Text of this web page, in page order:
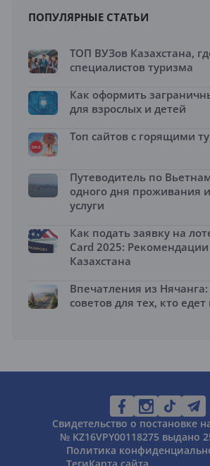
ПОПУЛЯРНЫЕ СТАТЬИ
ТОП ВУЗов Казахстана,
специалистов туризма
Как оформить
для взрослых и детей
Топ сайтов с горящими
Путеводитель по
одного дня проживания
услуги
Как подать заявку на
Card 2025:
Казахстана
Впечатления из
советов для тех, кто
Свидетельство о постановке
№ KZ16VPY00118275 выдано
Политика